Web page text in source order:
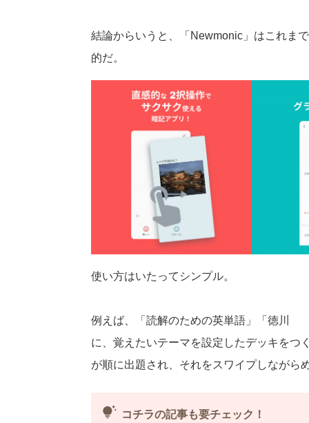
結論からいうと、「Newmonic」はこれま
的だ。
使い方はいたってシンプル。
例えば、「読解のための英単語」「徳川
に、覚えたいテーマを設定したデッキをつ
が順に出題され、それをスワイプしながら
tips_and_updates コチラの記事も要チェック！